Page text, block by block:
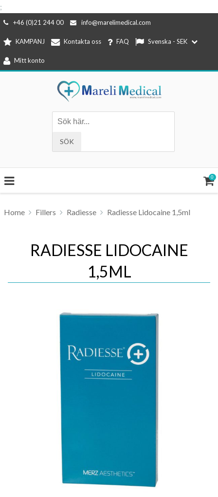
;
Hoppa
innehåll
+46 (0)21 244 00 info@marelimedical.com
KAMPANJ Kontakta oss FAQ Svenska - SEK
Mitt konto
0
Home Fillers Radiesse Radiesse Lidocaine 1,5ml
RADIESSE LIDOCAINE
1,5ML